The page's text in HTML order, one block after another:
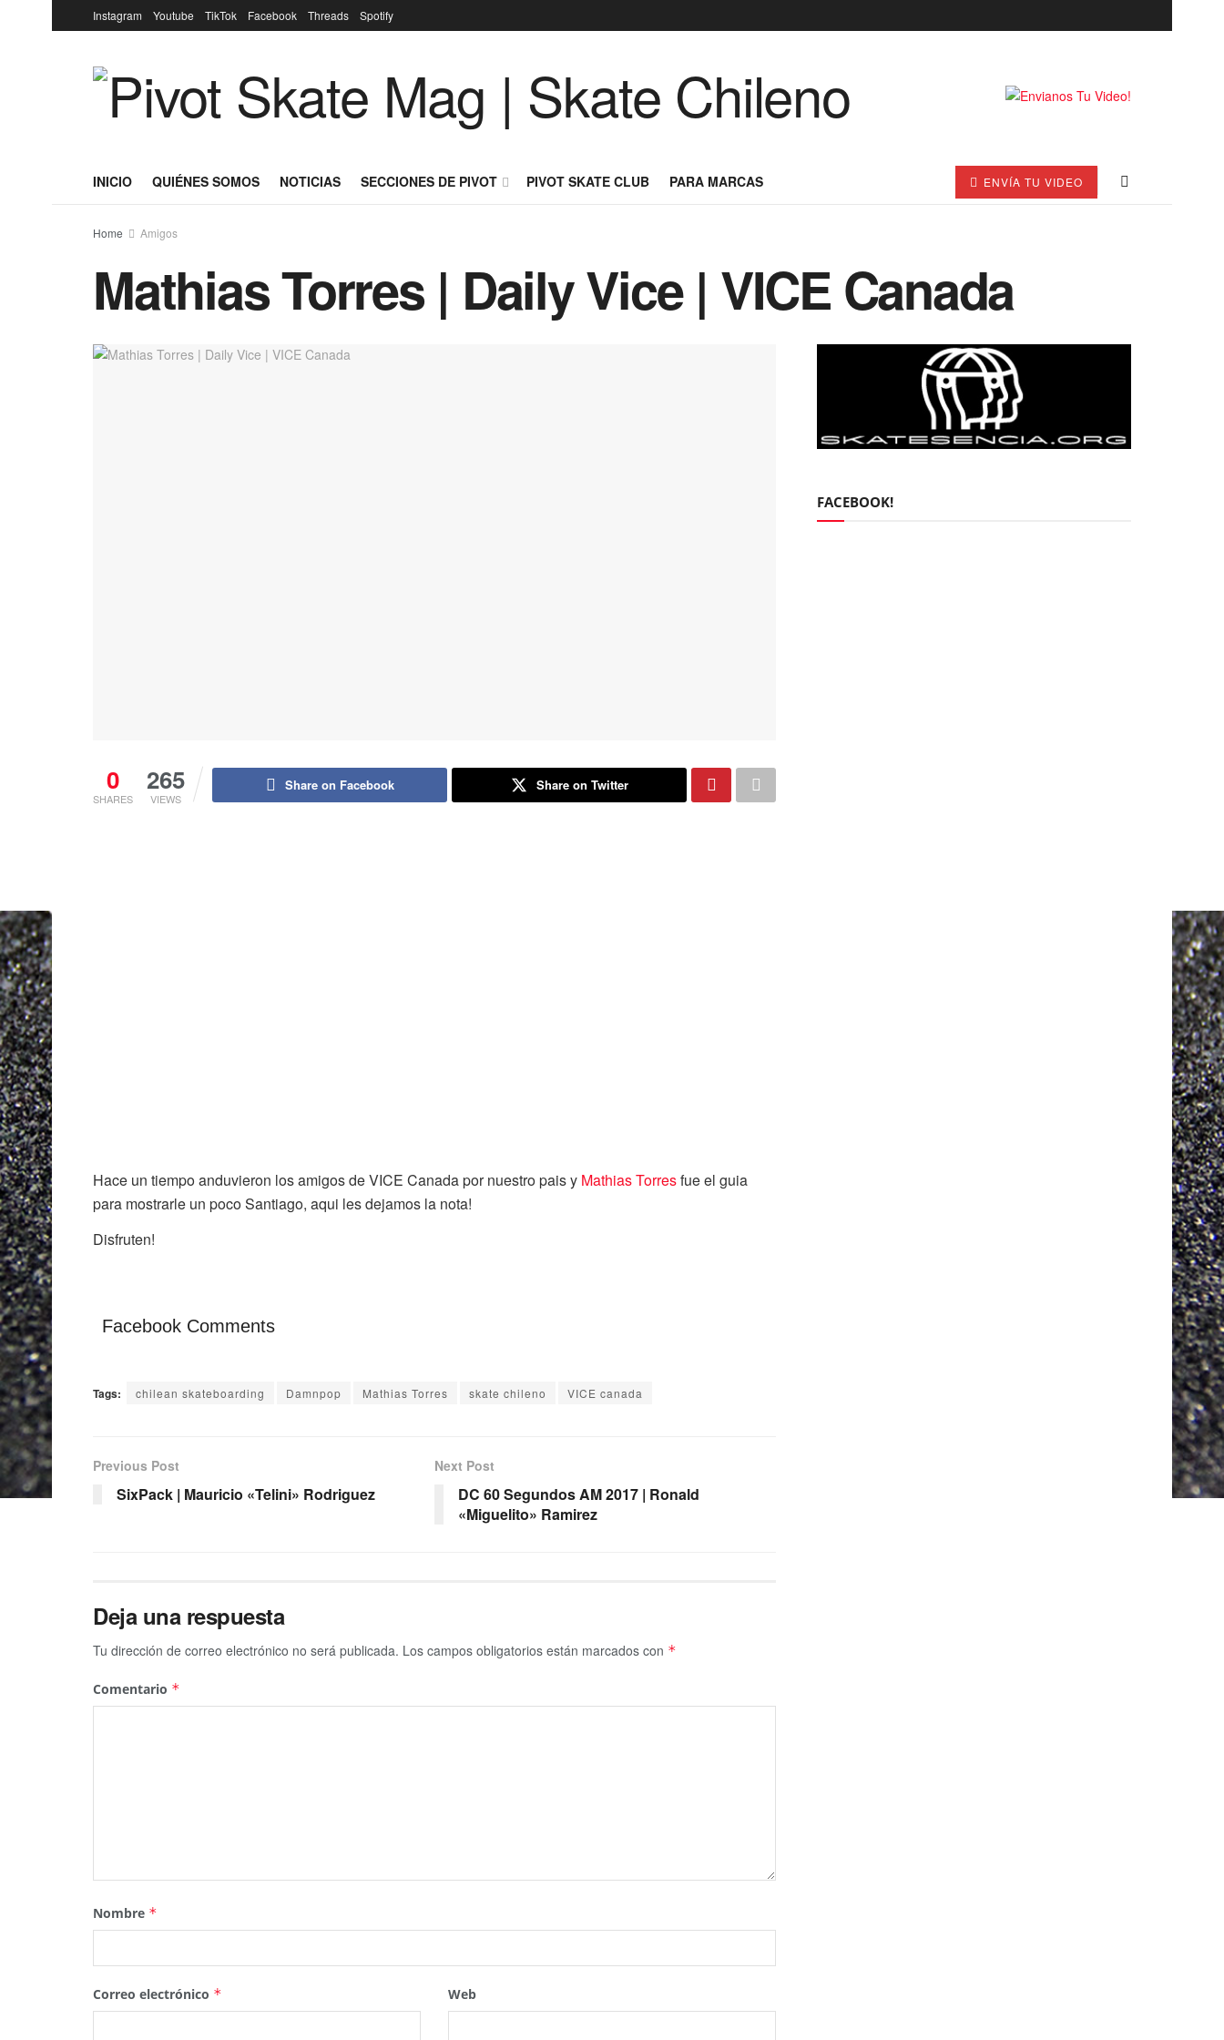
Instagram Youtube TikTok Facebook Threads Spotify
INICIO QUIÉNES SOMOS NOTICIAS SECCIONES DE PIVOT PIVOT SKATE CLUB PARA MARCAS ENVÍA TU VIDEO
Home Amigos
Mathias Torres | Daily Vice | VICE Canada
0
SHARES
265
VIEWS
Share on Facebook Share on Twitter
Hace un tiempo anduvieron los amigos de VICE Canada por nuestro pais y Mathias Torresfue el guia
para mostrarle un poco Santiago, aqui les dejamos la nota!
Disfruten!
Facebook Comments
Tags: chilean skateboarding Damnpop Mathias Torres skate chileno VICE canada
Previous Post
SixPack | Mauricio «Telini» Rodriguez
Next Post
DC 60 Segundos AM 2017 | Ronald
«Miguelito» Ramirez
Deja una respuesta
Tu dirección de correo electrónico no será publicada. Los campos obligatorios están marcados con *
Comentario *
Nombre *
Correo electrónico * Web
FACEBOOK!